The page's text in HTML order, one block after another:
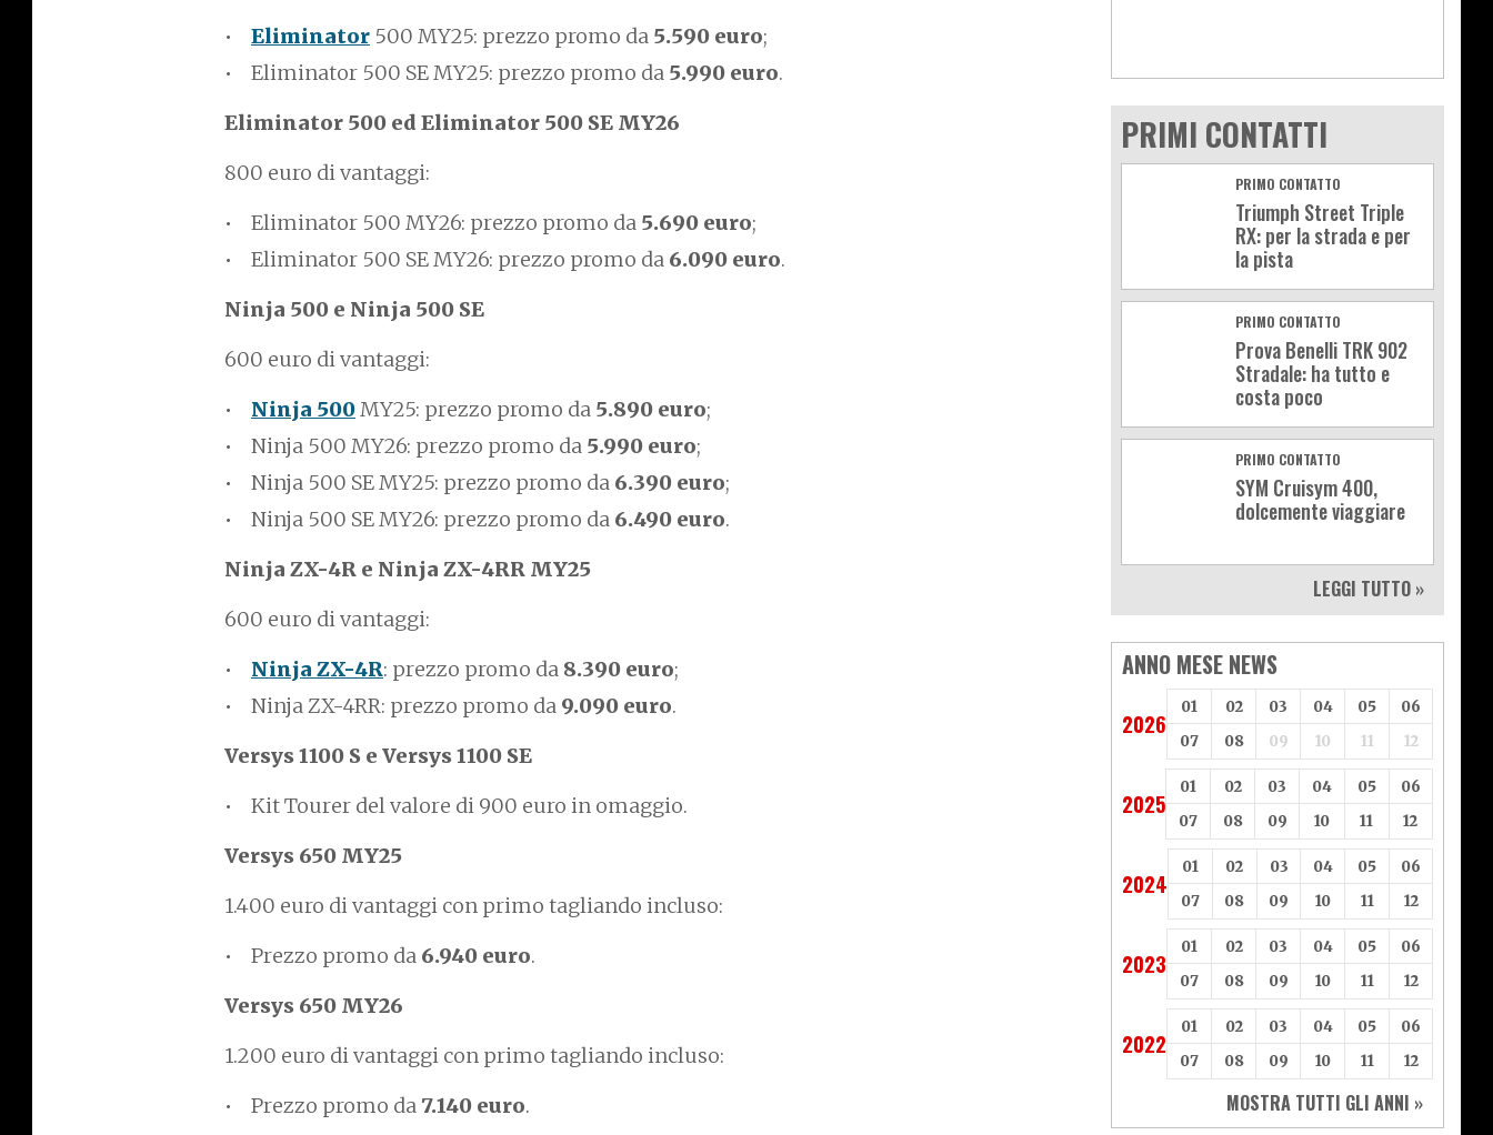
Eliminator 500 MY25: prezzo promo da 5.590 euro;
Eliminator 500 SE MY25: prezzo promo da 5.990 euro.
Eliminator 500 ed Eliminator 500 SE MY26
800 euro di vantaggi:
Eliminator 500 MY26: prezzo promo da 5.690 euro;
Eliminator 500 SE MY26: prezzo promo da 6.090 euro.
Ninja 500 e Ninja 500 SE
600 euro di vantaggi:
Ninja 500MY25: prezzo promo da 5.890 euro;
Ninja 500 MY26: prezzo promo da 5.990 euro;
Ninja 500 SE MY25: prezzo promo da 6.390 euro;
Ninja 500 SE MY26: prezzo promo da 6.490 euro.
Ninja ZX-4R e Ninja ZX-4RR MY25
600 euro di vantaggi:
Ninja ZX-4R: prezzo promo da 8.390 euro;
Ninja ZX-4RR: prezzo promo da 9.090 euro.
Versys 1100 S e Versys 1100 SE
Kit Tourer del valore di 900 euro in omaggio.
Versys 650 MY25
1.400 euro di vantaggi con primo tagliando incluso:
Prezzo promo da 6.940 euro.
Versys 650 MY26
1.200 euro di vantaggi con primo tagliando incluso:
Prezzo promo da 7.140 euro.
PRIMI CONTATTI
PRIMO CONTATTO
Triumph Street Triple
RX: per la strada e per
la pista
PRIMO CONTATTO
Prova Benelli TRK 902
Stradale: ha tutto e
costa poco
PRIMO CONTATTO
SYM Cruisym 400,
dolcemente viaggiare
LEGGI TUTTO »
ANNO MESE NEWS
2026
01 02 03 04 05
06
07
08 09 10 11 12
2025
01 02 03 04 05
06
07
08 09 10 11 12
2024
01 02 03 04 05
06
07
08 09 10 11 12
2023
01 02 03 04 05
06
07
08 09 10 11 12
2022
01 02 03 04 05
06
07
08 09 10 11 12
MOSTRA TUTTI GLI ANNI »